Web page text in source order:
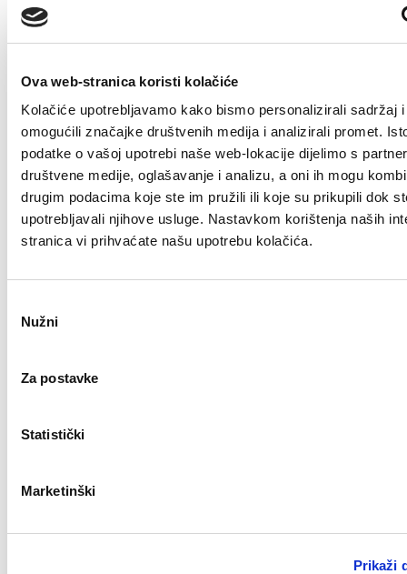
Ova web-stranica koristi kolačiće
Kolačiće upotrebljavamo kako bismo personalizirali sadržaj
omogućili značajke društvenih medija i analizirali promet.
podatke o vašoj upotrebi naše web-lokacije dijelimo s
društvene medije, oglašavanje i analizu, a oni ih mogu
drugim podacima koje ste im pružili ili koje su prikupili dok
upotrebljavali njihove usluge. Nastavkom korištenja naših
stranica vi prihvaćate našu upotrebu kolačića.
pristanka
Nužni
Za postavke
Statistički
Marketinški
Prikaži
hrvatskih branitelja: Program obilježavanja u
Makarskoj